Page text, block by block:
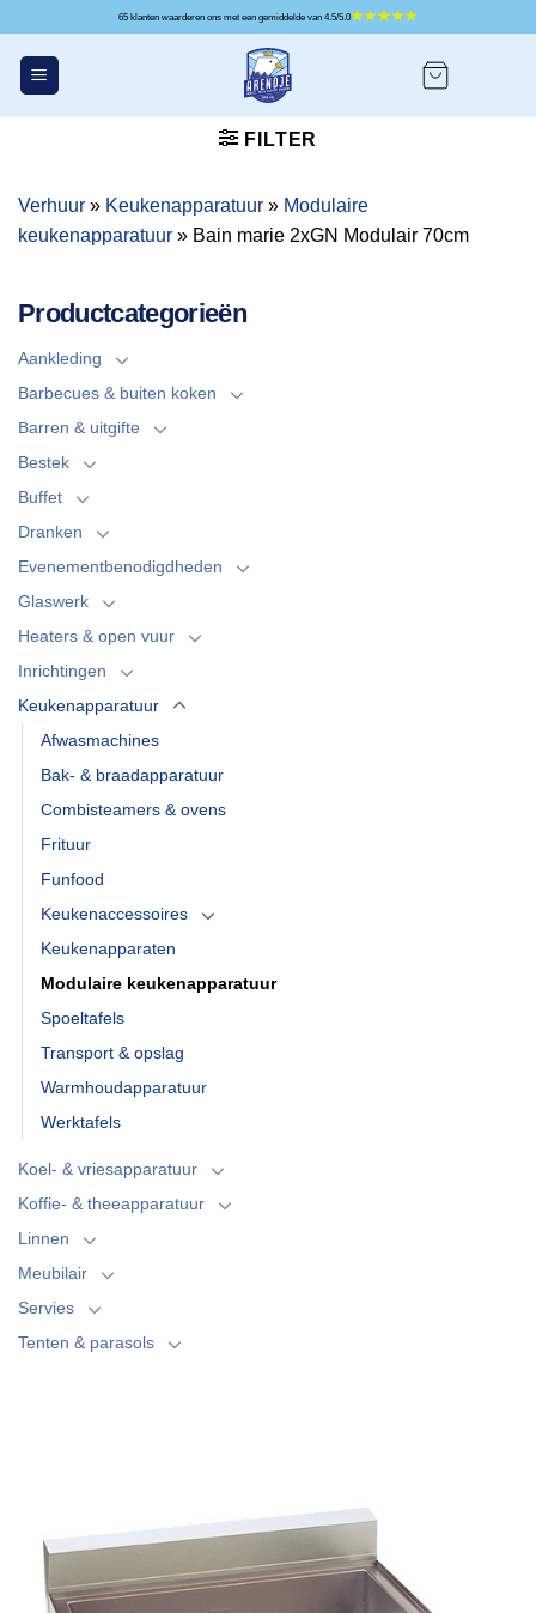
inhoud
65 klanten waarderen ons met een gemiddelde van 4.5/5.0
FILTER
Verhuur » Keukenapparatuur » Modulaire
keukenapparatuur » Bain marie 2xGN Modulair 70cm
Productcategorieën
Aankleding
Barbecues & buiten koken
Barren & uitgifte
Bestek
Buffet
Dranken
Evenementbenodigdheden
Glaswerk
Heaters & open vuur
Inrichtingen
Keukenapparatuur
Afwasmachines
Bak- & braadapparatuur
Combisteamers & ovens
Frituur
Funfood
Keukenaccessoires
Keukenapparaten
Modulaire keukenapparatuur
Spoeltafels
Transport & opslag
Warmhoudapparatuur
Werktafels
Koel- & vriesapparatuur
Koffie- & theeapparatuur
Linnen
Meubilair
Servies
Tenten & parasols